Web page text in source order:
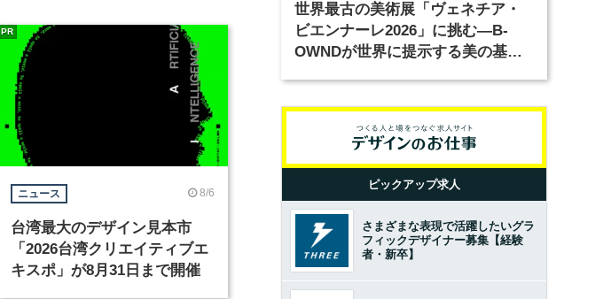
ニュース 8/6
台湾最大のデザイン見本市
「2026台湾クリエイティブエ
キスポ」が8月31日まで開催
PR
世界最古の美術展「ヴェネチア・
ビエンナーレ2026」に挑む―B-
OWNDが世界に提示する美の基準
ピックアップ求人
さまざまな表現で活躍したいグラ
フィックデザイナー募集【経験
者・新卒】